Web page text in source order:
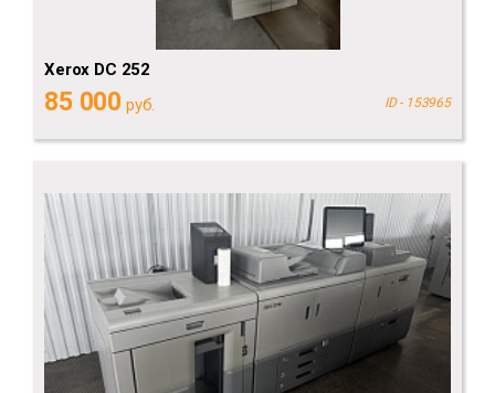
Xerox DC 252
85 000 руб. ID - 153965